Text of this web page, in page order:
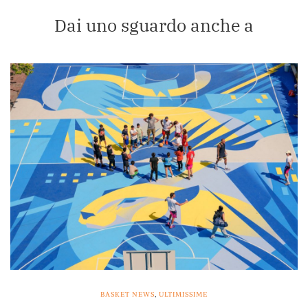
Dai uno sguardo anche a
BASKET NEWS, ULTIMISSIME